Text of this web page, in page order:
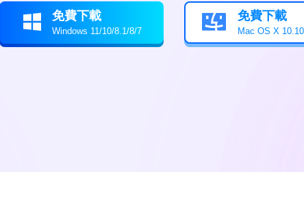
 免費下載
Windows 11/10/8.1/8/7  免費下載
Mac OS X